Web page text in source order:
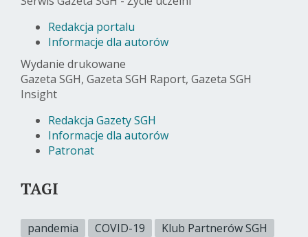
Redakcja portalu
Informacje dla autorów
Wydanie drukowane
Gazeta SGH, Gazeta SGH Raport, Gazeta SGH
Insight
Redakcja Gazety SGH
Informacje dla autorów
Patronat
TAGI
pandemia COVID-19
Klub Partnerów SGH